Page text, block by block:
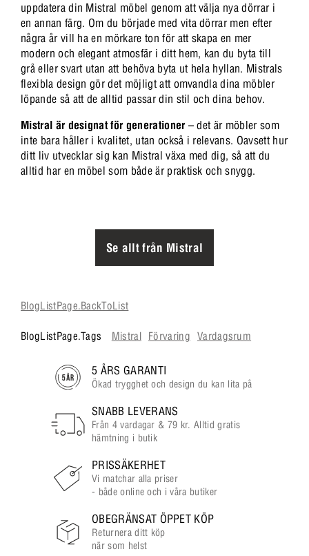
uppdatera din Mistral möbel genom att välja nya dörrar i
en annan färg. Om du började med vita dörrar men efter
några år vill ha en mörkare ton för att skapa en mer
modern och elegant atmosfär i ditt hem, kan du byta till
grå eller svart utan att behöva byta ut hela hyllan. Mistrals
flexibla design gör det möjligt att omvandla dina möbler
löpande så att de alltid passar din stil och dina behov.
Mistral är designat för generationer– det är möbler som
inte bara håller i kvalitet, utan också i relevans. Oavsett hur
ditt liv utvecklar sig kan Mistral växa med dig, så att du
alltid har en möbel som både är praktisk och snygg.
Se allt från Mistral
BlogListPage.BackToList
BlogListPage.Tags Mistral Förvaring Vardagsrum
5 ÅRS GARANTI
Ökad trygghet och design du kan lita på
SNABB LEVERANS
Från 4 vardagar & 79 kr. Alltid gratis
hämtning i butik
PRISSÄKERHET
Vi matchar alla priser
- både online och i våra butiker
OBEGRÄNSAT ÖPPET KÖP
Returnera ditt köp
när som helst